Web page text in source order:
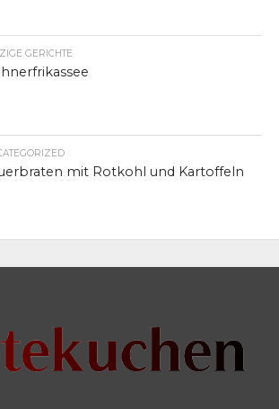
GERICHTE
mit Rotkohl und Kartoffeln